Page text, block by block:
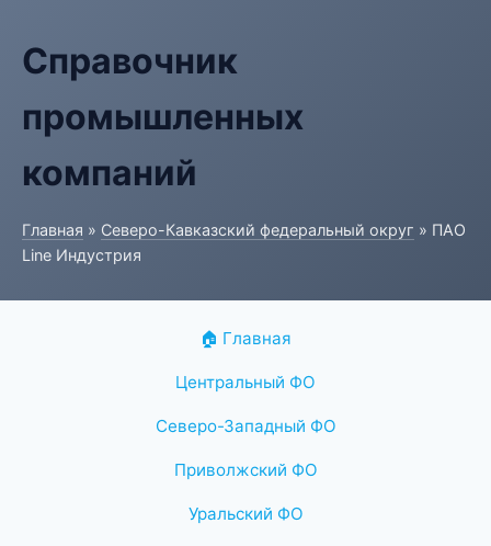
Справочник
промышленных
компаний
Главная » Северо-Кавказский федеральный округ » ПАО
Line Индустрия
🏠 Главная
Центральный ФО
Северо-Западный ФО
Приволжский ФО
Уральский ФО